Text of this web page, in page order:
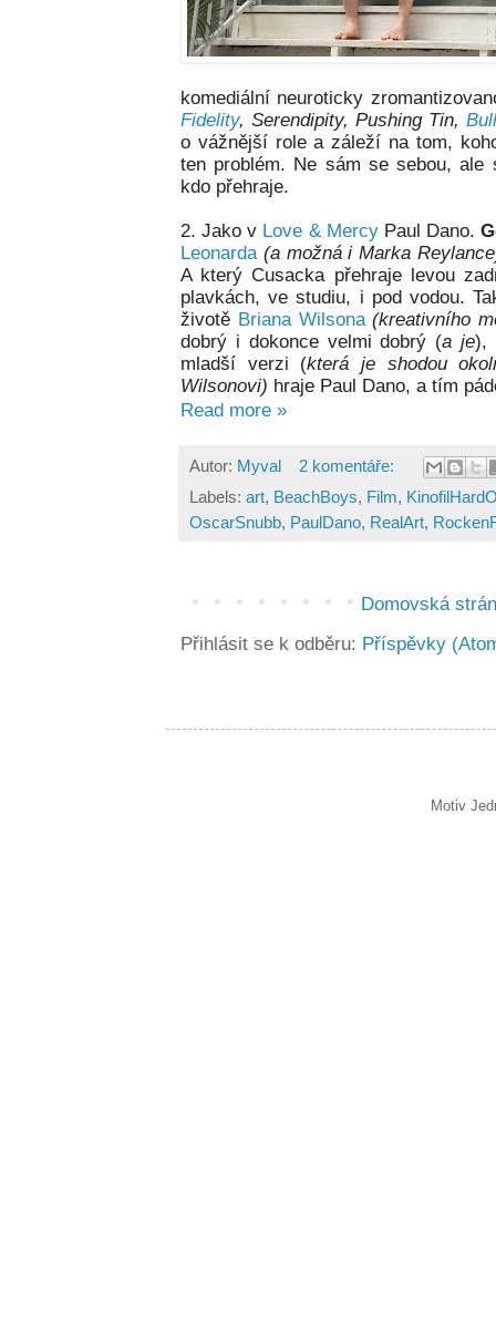
komediální neuroticky
Fidelity, Serendipity, Pushing Tin,
o vážnější role a záleží na tom,
ten problém. Ne sám se sebou,
kdo přehraje.
2. Jako v Love & MercyPaul Dano.
Leonarda (a možná i Marka
A který Cusacka přehraje levou
plavkách, ve studiu, i pod vodou.
životě Briana Wilsona (kreativního
dobrý i dokonce velmi dobrý (a je),
mladší verzi (která je shodou
Wilsonovi) hraje Paul Dano, a tím
Read more »
Autor: Myval
2 komentáře:
Labels: art, BeachBoys, Film,
OscarSnubb, PaulDano, RealArt,
Domovská
Přihlásit se k odběru: Příspěvky
Motiv